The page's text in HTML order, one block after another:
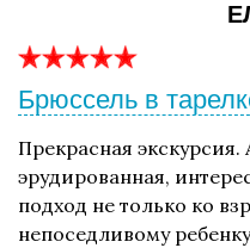
Брюссель в
Прекрасная экскурсия.
эрудированная,
подход не только ко
непоседливому